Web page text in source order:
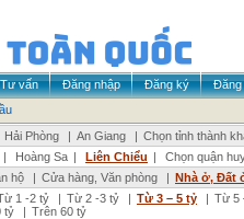
Tư vấn Đăng nhập Đăng ký
Đăng
Hải Phòng | An Giang | Chọn tỉnh thành
| Hoàng Sa | Liên Chiểu |
Chọn quận
hộ | Cửa hàng, Văn phòng | Nhà ở, Đất
1 -2 tỷ | Từ 2 -3 tỷ | Từ 3 – 5 tỷ | Từ 5
tỷ | Trên 60 tỷ